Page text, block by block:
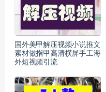
国外美甲解压视频小说推文
素材做指甲高清横屏手工海
外短视频引流